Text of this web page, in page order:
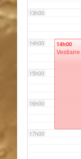
13h00
14h00
15h00
16h00
17h00
14h00
Vestiaire